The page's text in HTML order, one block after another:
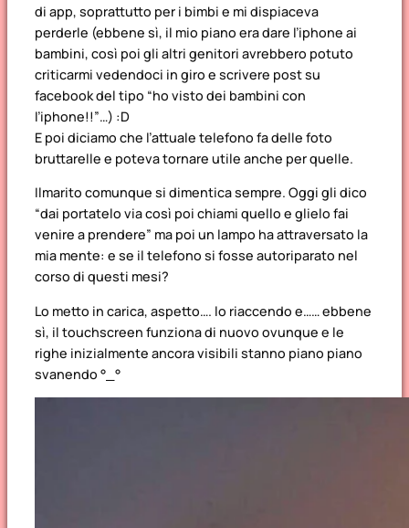
di app, soprattutto per i bimbi e mi dispiaceva
perderle (ebbene sì, il mio piano era dare l’iphone ai
bambini, così poi gli altri genitori avrebbero potuto
criticarmi vedendoci in giro e scrivere post su
facebook del tipo “ho visto dei bambini con
l’iphone!!”…) :D
E poi diciamo che l’attuale telefono fa delle foto
bruttarelle e poteva tornare utile anche per quelle.
Ilmarito comunque si dimentica sempre. Oggi gli dico
“dai portatelo via così poi chiami quello e glielo fai
venire a prendere” ma poi un lampo ha attraversato la
mia mente: e se il telefono si fosse autoriparato nel
corso di questi mesi?
Lo metto in carica, aspetto…. lo riaccendo e…… ebbene
sì, il touchscreen funziona di nuovo ovunque e le
righe inizialmente ancora visibili stanno piano piano
svanendo °_°